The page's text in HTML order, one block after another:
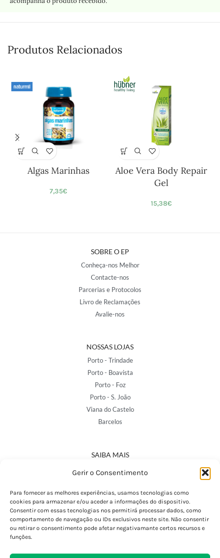
Gerir o Consentimento
Para fornecer as melhores experiências, usamos tecnologias como
cookies para armazenar e/ou aceder a informações do dispositivo.
Consentir com essas tecnologias nos permitirá processar dados, como
comportamento de navegação ou IDs exclusivos neste site. Não consentir
ou retirar o consentimento pode afetar negativamante certos recursos e
funções.
Produtos Relacionados
Algas Marinhas
7,35€
Aloe Vera Body Repair
Gel
15,38€
SOBRE O EP
Conheça-nos Melhor
Contacte-nos
Parcerias e Protocolos
Livro de Reclamações
Avalie-nos
NOSSAS LOJAS
Porto - Trindade
Porto - Boavista
Porto - Foz
Porto - S. João
Viana do Castelo
Barcelos
SAIBA MAIS
Política de Privacidade
Termos e Condições
Perguntas Frequentes
Custos de Envio
Encomendas Internacionais
Devoluções e Trocas